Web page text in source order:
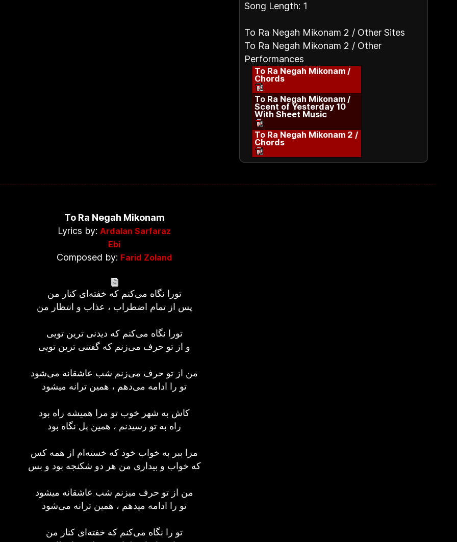
Song Length: 1
To Ra Negah Mikonam 2 / Other Sites
To Ra Negah Mikonam 2 / Other
Performances
To Ra Negah Mikonam /
Chords
To Ra Negah Mikonam /
Scent of Yesterday 10
With Sheet Music
To Ra Negah Mikonam 2 /
Chords
To Ra Negah Mikonam
Lyrics by: Ardalan Sarfaraz
Ebi
Composed by: Farid Zoland
تورا نگاه می‌کنم که خفته‌ای کنار من
پس از تمام اضطراب ، عذاب و انتظار من
تورا نگاه می‌کنم که دیدنی ترین تویی
و از تو حرف می‌زنم که گفتنی ترین تویی
من از تو حرف می‌زنم شب عاشقانه می‌شود
تو را ادامه می‌دهم ، همین ترانه میشود
کاش به شهر خوب تو مرا همیشه راه بود
راه به تو رسیدنم ، همین پل نگاه بود
مرا ببر به خواب خود که خسته‌ام از همه کس
که خواب و بیداری من هر دو شکنجه بود و بس
من از تو حرف میزنم شب عاشقانه میشود
تو را ادامه میدهم ، همین ترانه می‌شود
تو را نگاه می‌کنم که خفته‌ای کنار من